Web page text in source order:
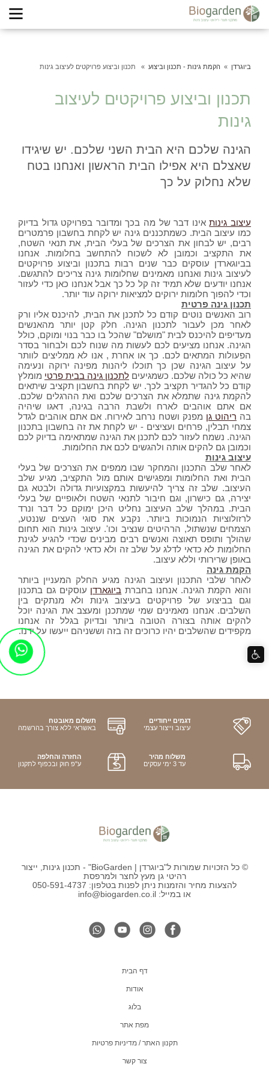
ביוגרדן הקמת גינות - תכנון וביצוע תכנון וביצוע פרויקטים לעיצוב גינות
תכנון וביצוע פרויקטים לעיצוב
גינות
הגינה שלכם היא הבית השני שלכם. יש שיגידו
שאצלם היא אפילו הבית הראשון ואנחנו בטח
שלא נחלוק על כך
עיצוב גינותאינו דבר של מה בכך ומדובר בפרויקט גדול בדיוק
כמו עיצוב הבית. כשמתכננים גינה יש לקחת בחשבון פרמטרים
רבים, יש לבחון את הצרכים של בעלי הבית, את תנאי השטח,
את התקציב וכמובן לא לשכוח להתחשב בחלומות. אנחנו
בביוגארדן עוסקים כבר שנים רבות בתכנון וביצוע פרויקטים
לעיצוב גינות ואנחנו מאמינים שחלומות גינה צריכים להתגשם.
אנחנו יודעים שלא תמיד זה קל כל כך אבל אנחנו כאן כדי לעזור
וכדי להפוך חלומות ירוקים למציאות ירוקה עוד יותר.
תכנון גינה פרטית
רוב האנשים נוטים קודם כל לתכנן את הבית, להיכנס אליו ורק
לאחר מכן לעבור לתכנון הגינה. חלק קטן יותר מהאנשים
מעדיפים להיכנס לבית "מושלם" שהכל בו כבר בנוי ומוקם, כולל
הגינה. אנחנו מציעים לכם לעשות מה שנוח לכם ולבחור בסדר
הפעולות המתאים לכם. כך או אחרת , אנו לא ממליצים לוותר
על עיצוב הגינה שכן כך תוכלו ליהנות מפינה ירוקה ונעימה
שהיא כל כולה שלכם. כשמגיעים לתכנון גינה בבית פרטי מומלץ
קודם כל להגדיר תקציב לכך. יש לקחת בחשבון תקציב שיתאים
להקמת גינה שתמלא את הצרכים שלכם ואת ההרגלים שלכם.
אם אתם אוהבים לארח ולשבת הרבה בגינה, דאגו שיהיה
בה ריהוט גן מפנק ושטח נרחב לאירוח. אם אתם אוהבים לגדל
צמחי תבלין, פרחים ועציצים - יש לקחת את זה בחשבון בתכנון
הגינה. נשמח לעזור לכם לתכנן את הגינה שמתאימה בדיוק לכם
וכמובן גם להקים אותה ולהגשים לכם את החלומות.
עיצוב גינות
לאחר שלב התכנון והמחקר שבו ממפים את הצרכים של בעלי
הבית ואת החלומות ומפגישים אותם מול התקציב, מגיע שלב
העיצוב. שלב זה צריך להיעשות במקצועיות גדולה ולבטא גם
יצירה, גם כישרון, וגם חיבור לתנאי השטח ולאופיים של בעלי
הבית. במהלך שלב העיצוב נחליט היכן ימוקם כל דבר ונרד
לרזולוציות הנמוכות ביותר. נקבע את סוגי העצים שננטע,
הצמחים שנשתול, הרהיטים שנציב וכו'. עיצוב גינות הוא תחום
שהולך ותופס תאוצה ואנשים רבים מבינים שכדי להגיע לגינת
החלומות לא כדאי לדלג על שלב זה ולא כדאי להקים את הגינה
באופן שרירותי וללא עיצוב.
הקמת גינה
לאחר שלבי התכנון ועיצוב הגינה מגיע החלק המעניין ביותר
והוא הקמת הגינה. אנחנו בחברת ביוגארדן עוסקים גם בתכנון
וגם בביצוע של פרויקטים בעיצוב גינות ולא מנתקים בין
השלבים. אנחנו מאמינים שמי שמתכנן ומעצב את הגינה יוכל
להקים אותה בצורה הטובה ביותר ובדיוק בגלל זה אנחנו
מקפידים שהשלבים יהיו כרוכים זה בזה וששניהם ייעשו על ידנו.
דגמים ייחודיים
עיצוב וייצור עצמי
תשלום מאובטח
באשראי ללא צורך בהרשמה
משלוח מהיר
עד 3 ימי עסקים
החזרה והחלפה
ע"פ חוק ובכפוף לתקנון
© כל הזכויות שמורות ל"ביוגרדן | BioGarden" - תכנון גינות, ייצור
רהיטי גן מעץ לחצר ולמרפסת
להצעות מחיר והזמנות ניתן לפנות בטלפון: 050-591-4737
או במייל: info@biogarden.co.il
דף הבית
אודות
בלוג
מפת אתר
תקנון האתר / מדיניות פרטיות
צור קשר